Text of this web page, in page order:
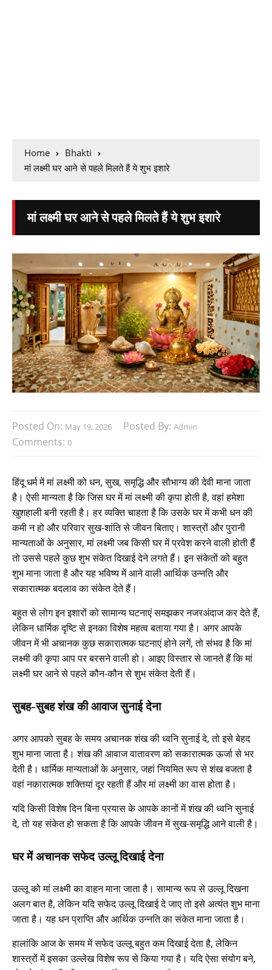
Home
Bhakti
मां लक्ष्मी घर आने से पहले मिलते हैं ये शुभ इशारे
मां लक्ष्मी घर आने से पहले मिलते हैं ये शुभ इशारे
Posted On: May 19, 2026 Posted By: Admin
Comments: 0
हिंदू धर्म में मां लक्ष्मी को धन, सुख, समृद्धि और सौभाग्य की देवी माना जाता
है। ऐसी मान्यता है कि जिस घर में मां लक्ष्मी की कृपा होती है, वहां हमेशा
खुशहाली बनी रहती है। हर व्यक्ति चाहता है कि उसके घर में कभी धन की
कमी न हो और परिवार सुख-शांति से जीवन बिताए। शास्त्रों और पुरानी
मान्यताओं के अनुसार, मां लक्ष्मी जब किसी घर में प्रवेश करने वाली होती हैं
तो उससे पहले कुछ शुभ संकेत दिखाई देने लगते हैं। इन संकेतों को बहुत
शुभ माना जाता है और यह भविष्य में आने वाली आर्थिक उन्नति और
सकारात्मक बदलाव का संकेत देते हैं।
बहुत से लोग इन इशारों को सामान्य घटनाएं समझकर नजरअंदाज कर देते हैं,
लेकिन धार्मिक दृष्टि से इनका विशेष महत्व बताया गया है। अगर आपके
जीवन में भी अचानक कुछ सकारात्मक घटनाएं होने लगें, तो संभव है कि मां
लक्ष्मी की कृपा आप पर बरसने वाली हो। आइए विस्तार से जानते हैं कि मां
लक्ष्मी घर आने से पहले कौन-कौन से शुभ संकेत देती हैं।
सुबह-सुबह शंख की आवाज सुनाई देना
अगर आपको सुबह के समय अचानक शंख की ध्वनि सुनाई दे, तो इसे बेहद
शुभ माना जाता है। शंख की आवाज वातावरण को सकारात्मक ऊर्जा से भर
देती है। धार्मिक मान्यताओं के अनुसार, जहां नियमित रूप से शंख बजता है
वहां नकारात्मक शक्तियां दूर रहती हैं और मां लक्ष्मी का वास होता है।
यदि किसी विशेष दिन बिना प्रयास के आपके कानों में शंख की ध्वनि सुनाई
दे, तो यह संकेत हो सकता है कि आपके जीवन में सुख-समृद्धि आने वाली है।
घर में अचानक सफेद उल्लू दिखाई देना
उल्लू को मां लक्ष्मी का वाहन माना जाता है। सामान्य रूप से उल्लू दिखना
अलग बात है, लेकिन यदि सफेद उल्लू दिखाई दे जाए तो इसे अत्यंत शुभ माना
जाता है। यह धन प्राप्ति और आर्थिक उन्नति का संकेत माना जाता है।
हालांकि आज के समय में सफेद उल्लू बहुत कम दिखाई देता है, लेकिन
शास्त्रों में इसका उल्लेख विशेष रूप से किया गया है। यदि ऐसा संयोग बने,